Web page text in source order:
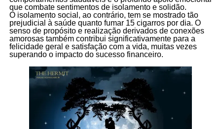
que combate sentimentos de isolamento e solidão.
O isolamento social, ao contrário, tem se mostrado tão
prejudicial à saúde quanto fumar 15 cigarros por dia. O
senso de propósito e realização derivados de conexões
amorosas também contribui significativamente para a
felicidade geral e satisfação com a vida, muitas vezes
superando o impacto do sucesso financeiro.